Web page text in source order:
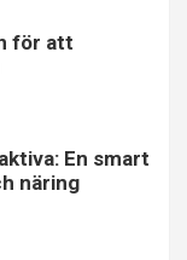
för att
En smart
näring